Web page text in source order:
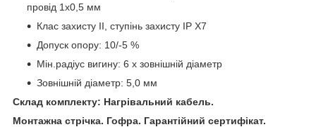
провід 1х0,5 мм
Клас захисту II, ступінь захисту IP X7
Допуск опору: 10/-5 %
Мін.радіус вигину: 6 х зовнішній діаметр
Зовнішній діаметр: 5,0 мм
Склад комплекту: Нагрівальний кабель.
Монтажна стрічка. Гофра. Гарантійний сертифікат.